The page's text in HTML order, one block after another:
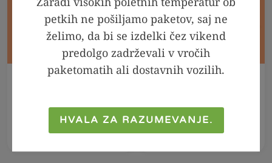
Sezamovi svedri, 10
x 250g
89,90
Sezamovi peresniki,
10 x 250g
53,94
petkih ne pošiljamo paketov, saj ne
želimo, da bi se izdelki čez vikend
predolgo zadrževali v vročih
paketomatih ali dostavnih vozilih.
HVALA ZA RAZUMEVANJE.